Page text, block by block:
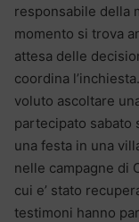
responsabile della
momento si trova
attesa delle
coordina
voluto ascoltare
partecipato sabato
una festa in una
nelle campagne di
cui e’ stato
testimoni hanno